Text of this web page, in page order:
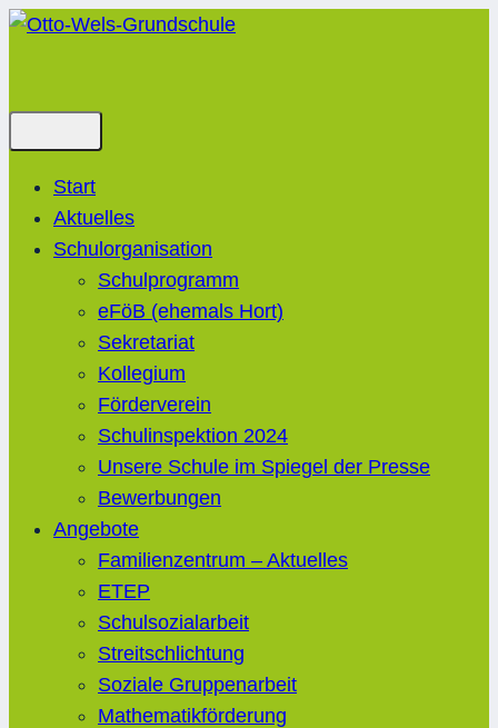
Zum
Start
Aktuelles
Schulorganisation
Schulprogramm
eFöB (ehemals Hort)
Sekretariat
Kollegium
Förderverein
Schulinspektion 2024
Unsere Schule im Spiegel der Presse
Bewerbungen
Angebote
Familienzentrum – Aktuelles
ETEP
Schulsozialarbeit
Streitschlichtung
Soziale Gruppenarbeit
Mathematikförderung